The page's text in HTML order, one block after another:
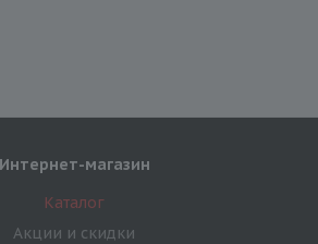
Интернет-магазин
Каталог
Акции и скидки